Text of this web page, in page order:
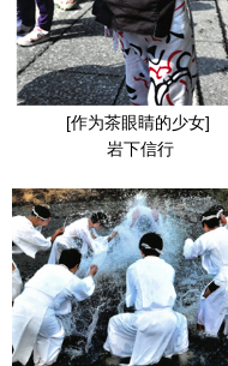
[作为茶眼睛的少女]
岩下信行